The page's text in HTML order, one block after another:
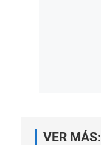
VER MÁS: